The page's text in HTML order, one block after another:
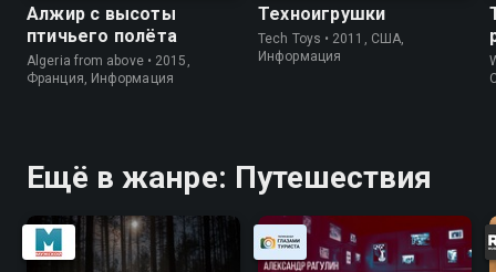
Алжир с высоты
птичьего полёта
Algeria from above • 2015,
Франция, Информация
Техноигрушки
Tech Toys • 2011, США,
Информация
Ещё в жанре: Путешествия